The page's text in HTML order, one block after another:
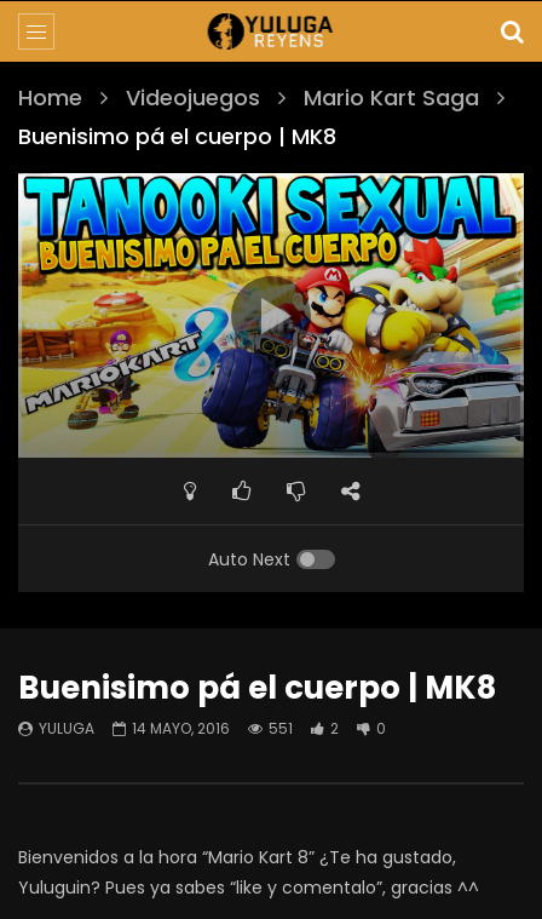
Home Videojuegos
Mario Kart Saga
Buenisimo pá el cuerpo | MK8
Auto Next
Buenisimo pá el cuerpo | MK8
YULUGA 14 MAYO, 2016 551 2 0
Bienvenidos a la hora “Mario Kart 8” ¿Te ha gustado,
Yuluguin? Pues ya sabes “like y comentalo”, gracias ^^